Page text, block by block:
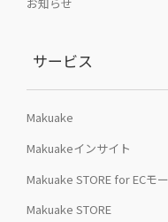
サービス
Makuake
Makuakeインサイト
Makuake STORE for ECモ
Makuake STORE